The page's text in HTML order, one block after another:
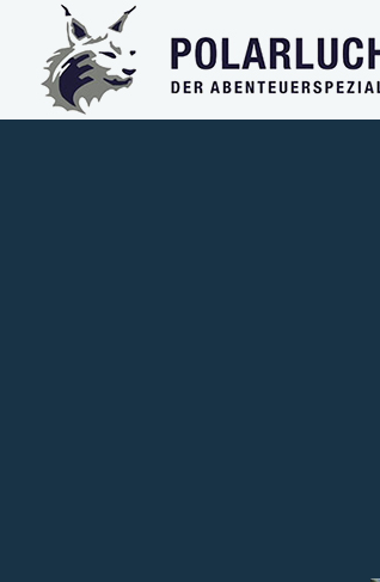
Inhalt
springen